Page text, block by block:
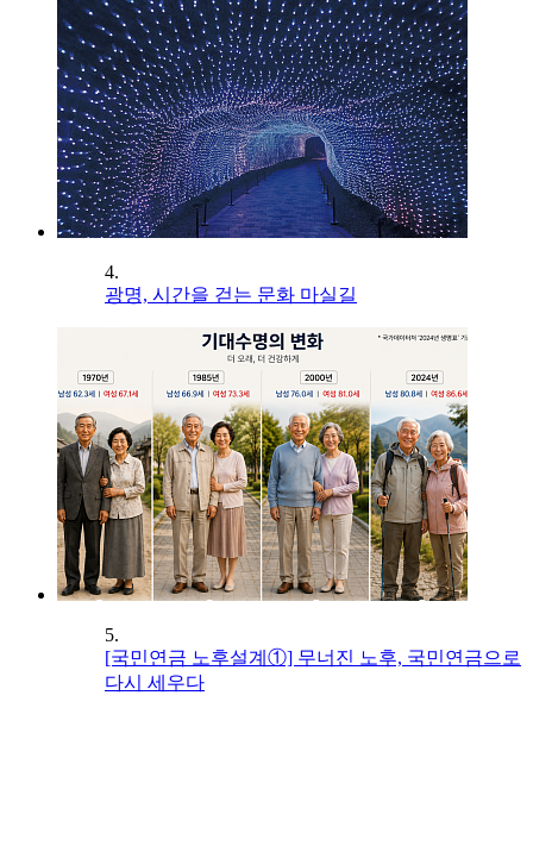
4.
광명, 시간을 걷는 문화 마실길
5.
[국민연금 노후설계①] 무너진 노후, 국민연금으로
다시 세우다